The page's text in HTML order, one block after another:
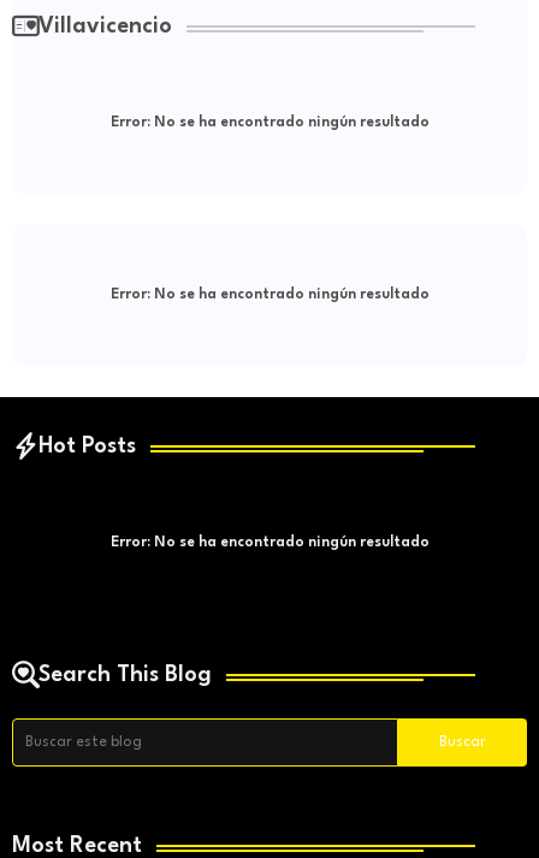
Villavicencio
Error:No se ha encontrado ningún resultado
Error:No se ha encontrado ningún resultado
Hot Posts
Error:No se ha encontrado ningún resultado
Search This Blog
Most Recent